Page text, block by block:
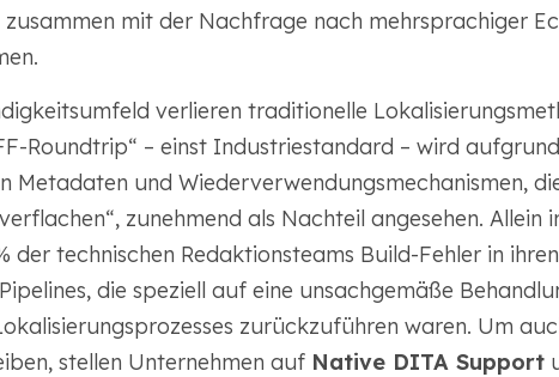
mit der Nachfrage nach mehrsprachiger
verlieren traditionelle
Roundtrip“ – einst Industriestandard – wird
Metadaten und Wiederverwendungsmechanismen,
zunehmend als Nachteil angesehen. Allein
der technischen Redaktionsteams Build-Fehler in
die speziell auf eine unsachgemäße
zurückzuführen waren. Um
stellen Unternehmen auf Native DITA Support